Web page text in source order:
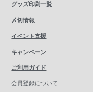
グッズ印刷一覧
〆切情報
イベント支援
キャンペーン
ご利用ガイド
会員登録について